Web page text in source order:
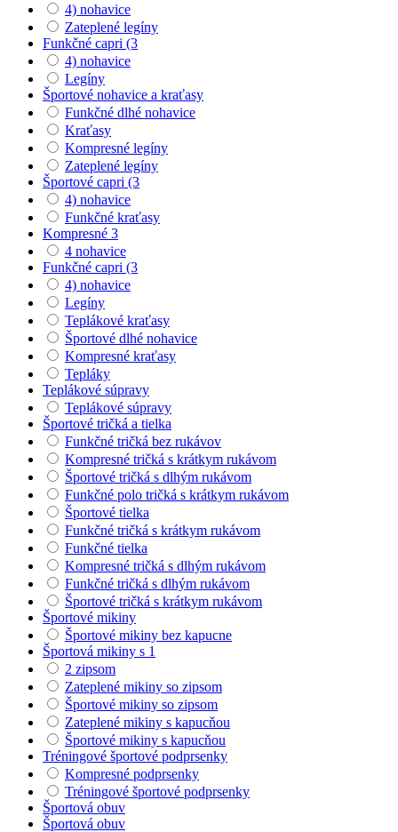
4) nohavice
Zateplené legíny
Funkčné capri (3
4) nohavice
Legíny
Športové nohavice a kraťasy
Funkčné dlhé nohavice
Kraťasy
Kompresné legíny
Zateplené legíny
Športové capri (3
4) nohavice
Funkčné kraťasy
Kompresné 3
4 nohavice
Funkčné capri (3
4) nohavice
Legíny
Teplákové kraťasy
Športové dlhé nohavice
Kompresné kraťasy
Tepláky
Teplákové súpravy
Teplákové súpravy
Športové tričká a tielka
Funkčné tričká bez rukávov
Kompresné tričká s krátkym rukávom
Športové tričká s dlhým rukávom
Funkčné polo tričká s krátkym rukávom
Športové tielka
Funkčné tričká s krátkym rukávom
Funkčné tielka
Kompresné tričká s dlhým rukávom
Funkčné tričká s dlhým rukávom
Športové tričká s krátkym rukávom
Športové mikiny
Športové mikiny bez kapucne
Športová mikiny s 1
2 zipsom
Zateplené mikiny so zipsom
Športové mikiny so zipsom
Zateplené mikiny s kapucňou
Športové mikiny s kapucňou
Tréningové športové podprsenky
Kompresné podprsenky
Tréningové športové podprsenky
Športová obuv
Športová obuv